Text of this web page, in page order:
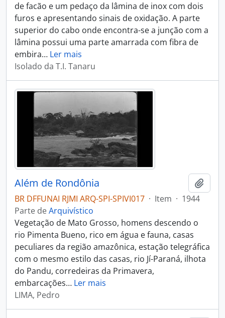
de facão e um pedaço da lâmina de inox com dois
furos e apresentando sinais de oxidação. A parte
superior do cabo onde encontra-se a junção com a
lâmina possui uma parte amarrada com fibra de
embira… Ler mais
Isolado da T.I. Tanaru
Além de Rondônia
BR DFFUNAI RJMI ARQ-SPI-SPIVI017 · Item · 1944
Parte deArquivístico
Vegetação de Mato Grosso, homens descendo o
rio Pimenta Bueno, rico em água e fauna, casas
peculiares da região amazônica, estação telegráfica
com o mesmo estilo das casas, rio Jí-Paraná, ilhota
do Pandu, corredeiras da Primavera,
embarcações… Ler mais
LIMA, Pedro